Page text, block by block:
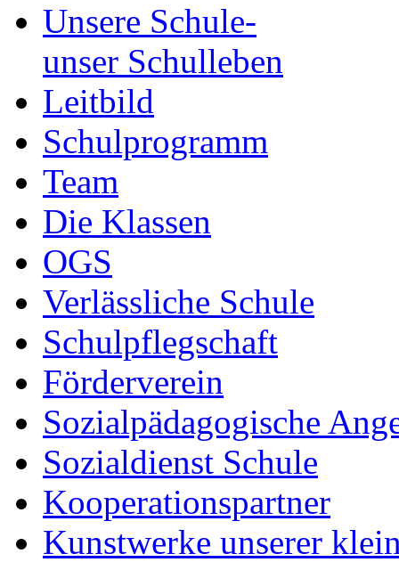
Unsere Schule-
unser Schulleben
Leitbild
Schulprogramm
Team
Die Klassen
OGS
Verlässliche Schule
Schulpflegschaft
Förderverein
Sozialpädagogische
Sozialdienst Schule
Kooperationspartner
Kunstwerke unserer